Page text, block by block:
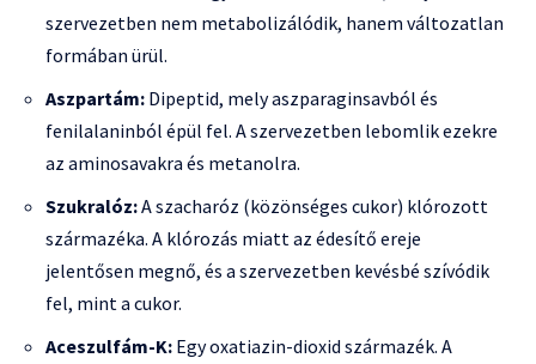
szervezetben nem metabolizálódik, hanem változatlan
formában ürül.
Aszpartám: Dipeptid, mely aszparaginsavból és
fenilalaninból épül fel. A szervezetben lebomlik ezekre
az aminosavakra és metanolra.
Szukralóz:A szacharóz (közönséges cukor) klórozott
származéka. A klórozás miatt az édesítő ereje
jelentősen megnő, és a szervezetben kevésbé szívódik
fel, mint a cukor.
Aceszulfám-K: Egy oxatiazin-dioxid származék. A